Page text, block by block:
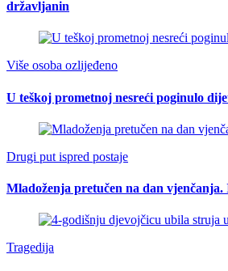
državljanin
Više osoba ozlijeđeno
U teškoj prometnoj nesreći poginulo
Drugi put ispred postaje
Mladoženja pretučen na dan vjenčanja.
Tragedija